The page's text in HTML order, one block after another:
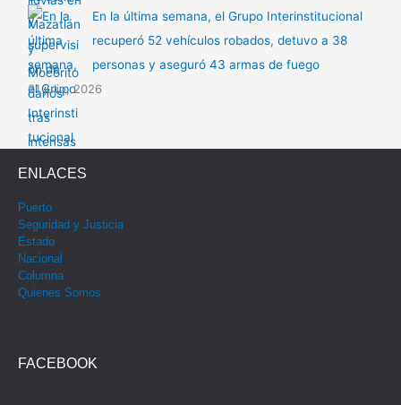
En la última semana, el Grupo Interinstitucional
recuperó 52 vehículos robados, detuvo a 38
personas y aseguró 43 armas de fuego
31 julio, 2026
ENLACES
Puerto
Seguridad y Justicia
Estado
Nacional
Columna
Quienes Somos
FACEBOOK